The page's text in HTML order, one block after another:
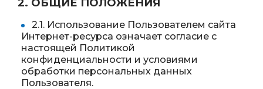
2. ОБЩИЕ ПОЛОЖЕНИЯ
2.1. Использование Пользователем сайта
Интернет-ресурса означает согласие с
настоящей Политикой
конфиденциальности и условиями
обработки персональных данных
Пользователя.